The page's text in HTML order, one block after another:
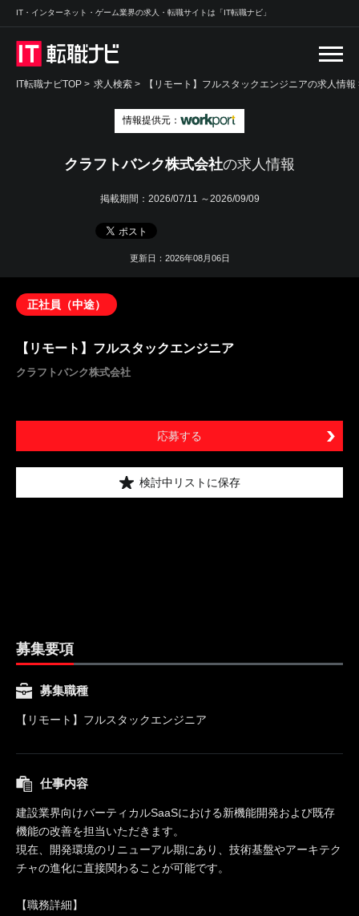
IT・インターネット・ゲーム業界の求人・転職サイトは「IT転職ナビ」
IT転職ナビTOP > 求人検索 > 【リモート】フルスタックエンジニアの求人情報
情報提供元：
クラフトバンク株式会社の求人情報
掲載期間： 2026/07/11 ～2026/09/09
更新日：2026年08月06日
正社員（中途）
【リモート】フルスタックエンジニア
クラフトバンク株式会社
応募する
検討中リストに保存
募集要項
募集職種
【リモート】フルスタックエンジニア
仕事内容
建設業界向けバーティカルSaaSにおける新機能開発および既存
機能の改善を担当いただきます。
現在、開発環境のリニューアル期にあり、技術基盤やアーキテク
チャの進化に直接関わることが可能です。
【職務詳細】